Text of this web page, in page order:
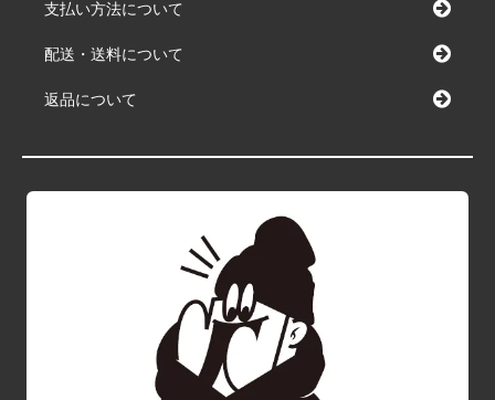
支払い方法について
配送・送料について
返品について